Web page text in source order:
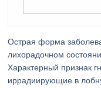
Острая форма
лихорадочном
Характерный признак
иррадиирующие в